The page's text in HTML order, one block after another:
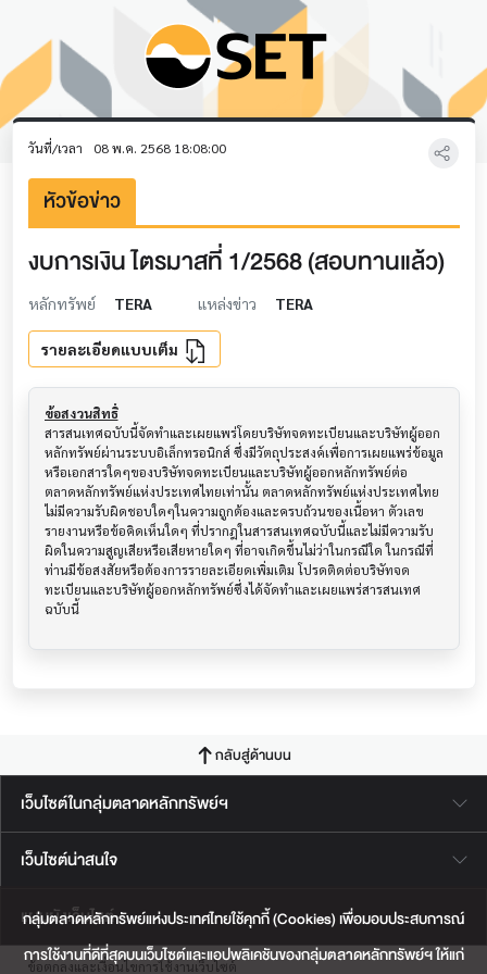
กลุ่มตลาดหลักทรัพย์แห่งประเทศไทยใช้คุกกี้ (Cookies) เพื่อมอบประสบการณ์
การใช้งานที่ดีที่สุดบนเว็บไซต์และแอปพลิเคชันของกลุ่มตลาดหลักทรัพย์ฯ ให้แก่
วันที่/เวลา 08 พ.ค. 2568 18:08:00
หัวข้อข่าว
งบการเงิน ไตรมาสที่ 1/2568 (สอบทานแล้ว)
หลักทรัพย์ TERA แหล่งข่าว TERA
รายละเอียดแบบเต็ม
ข้อสงวนสิทธิ์
สารสนเทศฉบับนี้จัดทำและเผยแพร่โดยบริษัทจดทะเบียนและบริษัทผู้ออก
หลักทรัพย์ผ่านระบบอิเล็กทรอนิกส์ ซึ่งมีวัตถุประสงค์เพื่อการเผยแพร่ข้อมูล
หรือเอกสารใดๆของบริษัทจดทะเบียนและบริษัทผู้ออกหลักทรัพย์ต่อ
ตลาดหลักทรัพย์แห่งประเทศไทยเท่านั้น ตลาดหลักทรัพย์แห่งประเทศไทย
ไม่มีความรับผิดชอบใดๆในความถูกต้องและครบถ้วนของเนื้อหา ตัวเลข
รายงานหรือข้อคิดเห็นใดๆ ที่ปรากฎในสารสนเทศฉบับนี้และไม่มีความรับ
ผิดในความสูญเสียหรือเสียหายใดๆ ที่อาจเกิดขึ้นไม่ว่าในกรณีใด ในกรณีที่
ท่านมีข้อสงสัยหรือต้องการรายละเอียดเพิ่มเติม โปรดติดต่อบริษัทจด
ทะเบียนและบริษัทผู้ออกหลักทรัพย์ซึ่งได้จัดทำและเผยแพร่สารสนเทศ
ฉบับนี้
กลับสู่ด้านบน
เว็บไซต์ในกลุ่มตลาดหลักทรัพย์ฯ
เว็บไซต์น่าสนใจ
แผนผังเว็บไซต์
ข้อตกลงและเงื่อนไขการใช้งานเว็บไซต์